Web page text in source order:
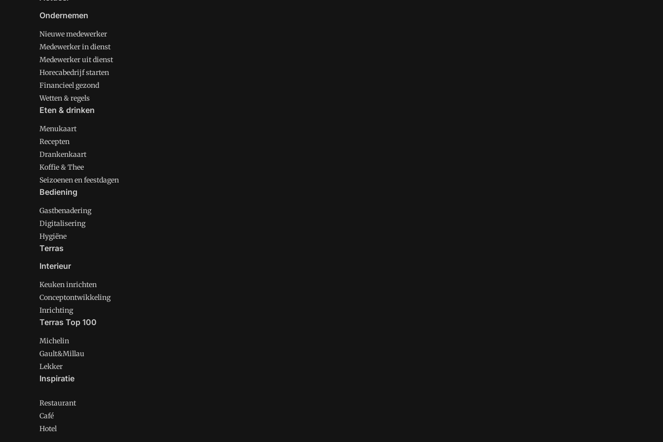
Ondernemen
Nieuwe medewerker
Medewerker in dienst
Medewerker uit dienst
Horecabedrijf starten
Financieel gezond
Wetten & regels
Eten & drinken
Menukaart
Recepten
Drankenkaart
Koffie & Thee
Seizoenen en feestdagen
Bediening
Gastbenadering
Digitalisering
Hygiëne
Terras
Interieur
Keuken inrichten
Conceptontwikkeling
Inrichting
Terras Top 100
Michelin
Gault&Millau
Lekker
Inspiratie
Restaurant
Café
Hotel